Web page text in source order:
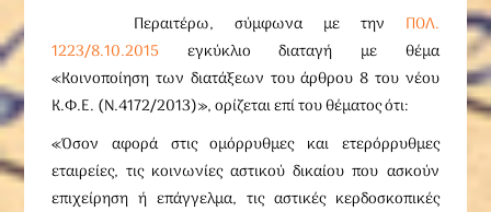
Περαιτέρω, σύμφωνα με την ΠΟΛ.
1223/8.10.2015 εγκύκλιο διαταγή με θέμα
«Κοινοποίηση των διατάξεων του άρθρου 8 του νέου
Κ.Φ.Ε. (Ν.4172/2013)», ορίζεται επί του θέματος ότι:
«Όσον αφορά στις ομόρρυθμες και ετερόρρυθμες
εταιρείες, τις κοινωνίες αστικού δικαίου που ασκούν
επιχείρηση ή επάγγελμα, τις αστικές κερδοσκοπικές